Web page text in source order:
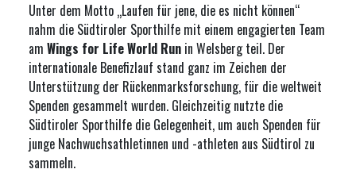
Unter dem Motto „Laufen für jene, die es nicht können“
nahm die Südtiroler Sporthilfe mit einem engagierten Team
am Wings for Life World Run in Welsbergteil. Der
internationale Benefizlauf stand ganz im Zeichen der
Unterstützung der Rückenmarksforschung, für die weltweit
Spenden gesammelt wurden. Gleichzeitig nutzte die
Südtiroler Sporthilfe die Gelegenheit, um auch Spenden für
junge Nachwuchsathletinnen und -athleten aus Südtirol zu
sammeln.